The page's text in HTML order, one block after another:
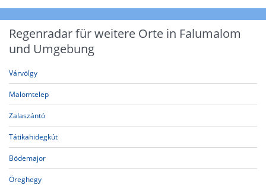
Regenradar für weitere Orte in Falumalom
und Umgebung
Várvölgy
Malomtelep
Zalaszántó
Tátikahidegkút
Bödemajor
Öreghegy